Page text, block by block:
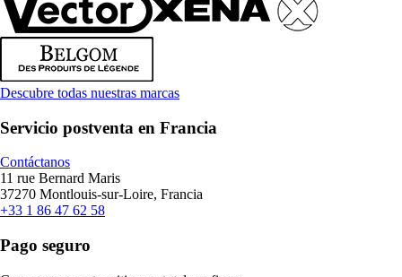
Descubre todas nuestras marcas
Servicio postventa en Francia
Contáctanos
11 rue Bernard Maris
37270 Montlouis-sur-Loire, Francia
+33 1 86 47 62 58
Pago seguro